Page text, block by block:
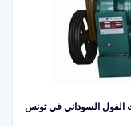
الفول السوداني في تونس